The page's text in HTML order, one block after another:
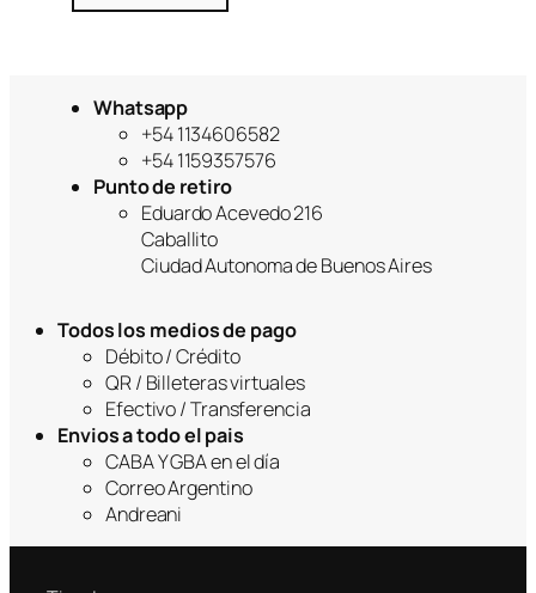
Whatsapp
+54 1134606582
+54 1159357576
Punto de retiro
Eduardo Acevedo 216
Caballito
Ciudad Autonoma de Buenos Aires
Todos los medios de pago
Débito / Crédito
QR / Billeteras virtuales
Efectivo / Transferencia
Envios a todo el pais
CABA Y GBA en el día
Correo Argentino
Andreani